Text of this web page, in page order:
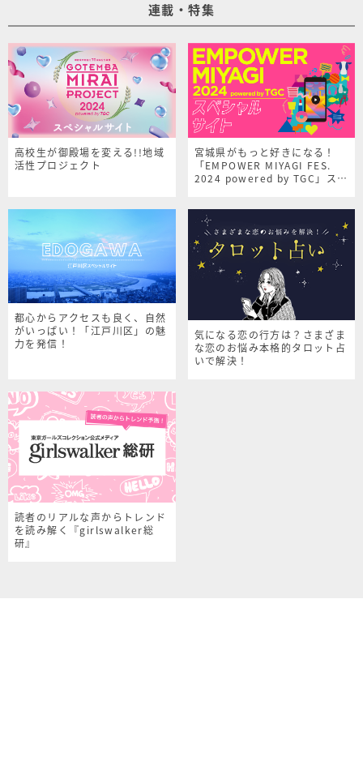
連載・特集
高校生が御殿場を変える!!地域
活性プロジェクト
宮城県がもっと好きになる！
「EMPOWER MIYAGI FES.
2024 powered by TGC」スペ
都心からアクセスも良く、自然
がいっぱい！「江戸川区」の魅
力を発信！
気になる恋の行方は？さまざま
な恋のお悩み本格的タロット占
いで解決！
読者のリアルな声からトレンド
を読み解く『girlswalker総
研』